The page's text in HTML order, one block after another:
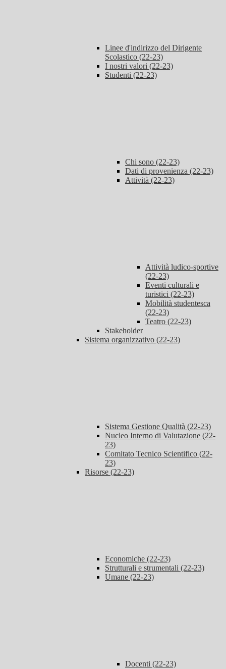
Linee d'indirizzo del Dirigente
Scolastico (22-23)
I nostri valori (22-23)
Studenti (22-23)
Chi sono (22-23)
Dati di provenienza (22-23)
Attività (22-23)
Attività ludico-sportive
(22-23)
Eventi culturali e
turistici (22-23)
Mobilità studentesca
(22-23)
Teatro (22-23)
Stakeholder
Sistema organizzativo (22-23)
Sistema Gestione Qualità (22-23)
Nucleo Interno di Valutazione (22-
23)
Comitato Tecnico Scientifico (22-
23)
Risorse (22-23)
Economiche (22-23)
Strutturali e strumentali (22-23)
Umane (22-23)
Docenti (22-23)